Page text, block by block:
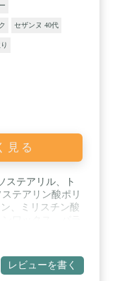
セザンヌ 40代
見る
ステアリル、ト
テアリン酸ポリ
、ミリスチン酸
タイプ:全肌質対
ティックコンシ
跡やクマを自然
レビューを書く